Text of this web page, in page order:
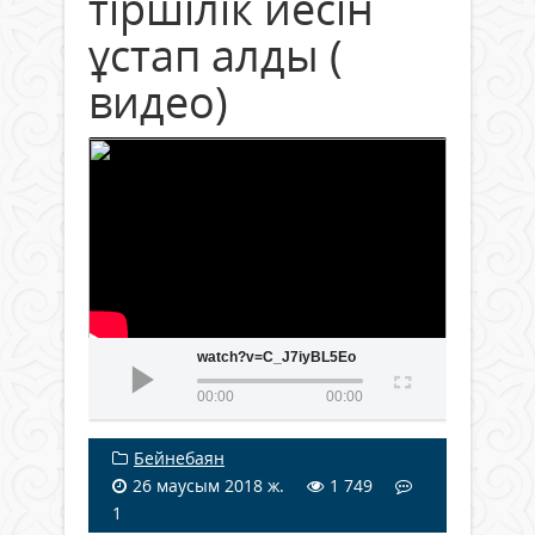
ұстап алды (
видео)
watch?v=C_J7iyBL5Eo
00:00 00:00
Бейнебаян
26 маусым 2018 ж.
1 749
1